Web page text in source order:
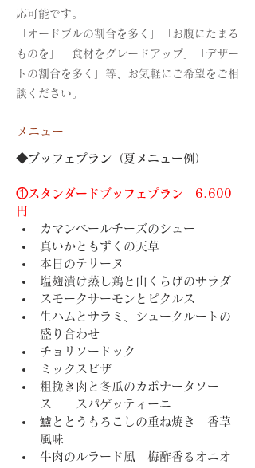
応可能です。
「オードブルの割合を多く」「お腹にたまる
ものを」「食材をグレードアップ」「デザー
トの割合を多く」等、お気軽にご希望をご相
談ください。
メニュー
◆ブッフェプラン（夏メニュー例）
①スタンダードブッフェプラン　6,600
円
カマンベールチーズのシュー
真いかともずくの天草
本日のテリーヌ
塩麹漬け蒸し鶏と山くらげのサラダ
スモークサーモンとピクルス
生ハムとサラミ、シュークルートの
盛り合わせ
チョリソードック
ミックスピザ
粗挽き肉と冬瓜のカポナータソー
ス　　スパゲッティーニ
鱸ととうもろこしの重ね焼き　香草
風味
牛肉のルラード風　梅酢香るオニオ